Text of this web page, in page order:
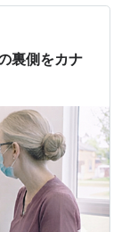
裏側をカナ